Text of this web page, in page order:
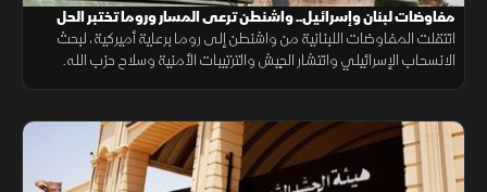
مفاوضات لبنان وإسرائيل.. واشنطن ترعى المسار وروما تختبر الحل
انتقلت المفاوضات اللبنانية من واشنطن إلى روما برعاية أميركية، لبحث
الانسحاب الإسرائيلي وانتشار الجيش والترتيبات الأمنية وسلاح حزب الله.